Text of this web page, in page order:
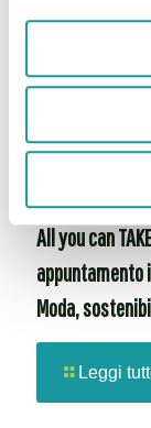
All you can
appuntamento
Moda,
Leggi